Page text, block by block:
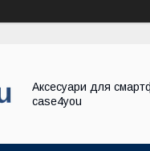
Аксесуари для
case4you